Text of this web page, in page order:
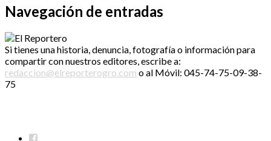
Navegación de entradas
Si tienes una historia, denuncia, fotografía o información para
compartir con nuestros editores, escribe a:
redaccion@elreporterogro.com o al Móvil: 045-74-75-09-38-
75